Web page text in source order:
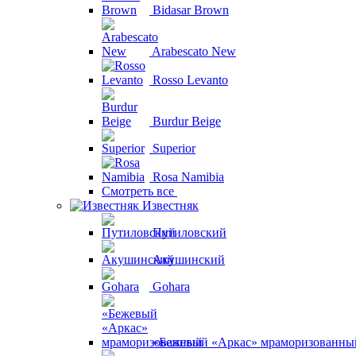
Bidasar Brown
Arabescato New
Rosso Levanto
Burdur Beige
Superior
Rosa Namibia
Смотреть все
Известняк
Путиловский
Акушинский
Gohara
«Бежевый «Аркас»